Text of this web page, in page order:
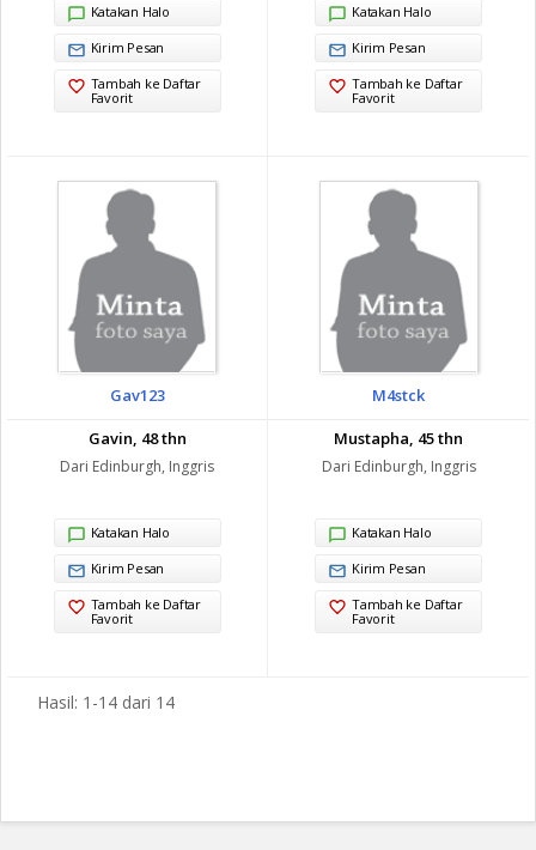
Katakan Halo
Kirim Pesan
Tambah ke Daftar
Favorit
Katakan Halo
Kirim Pesan
Tambah ke Daftar
Favorit
Gav123
Gavin, 48 thn
Dari Edinburgh, Inggris
Katakan Halo
Kirim Pesan
Tambah ke Daftar
Favorit
M4stck
Mustapha, 45 thn
Dari Edinburgh, Inggris
Katakan Halo
Kirim Pesan
Tambah ke Daftar
Favorit
Hasil: 1-14 dari 14